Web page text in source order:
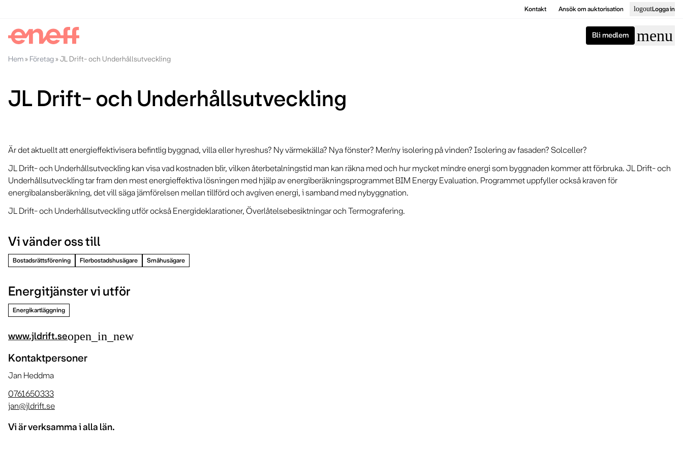
Kontakt Ansök om auktorisation logoutLogga in
Bli medlem menu
Hem» Företag»JL Drift- och Underhållsutveckling
JL Drift- och Underhållsutveckling
Är det aktuellt att energieffektivisera befintlig byggnad, villa eller hyreshus? Ny värmekälla? Nya fönster? Mer/ny isolering på vinden? Isolering av fasaden? Solceller?
JL Drift- och Underhållsutveckling kan visa vad kostnaden blir, vilken återbetalningstid man kan räkna med och hur mycket mindre energi som byggnaden kommer att förbruka. JL Drift- och
Underhållsutveckling tar fram den mest energieffektiva lösningen med hjälp av energiberäkningsprogrammet BIM Energy Evaluation. Programmet uppfyller också kraven för
energibalansberäkning, det vill säga jämförelsen mellan tillförd och avgiven energi, i samband med nybyggnation.
JL Drift- och Underhållsutveckling utför också Energideklarationer, Överlåtelsebesiktningar och Termografering.
Vi vänder oss till
Bostadsrättsförening Flerbostadshusägare Småhusägare
Energitjänster vi utför
Energikartläggning
www.jldrift.seopen_in_new
Kontaktpersoner
Jan Heddma
0761650333
jan@jldrift.se
Vi är verksamma i alla län.